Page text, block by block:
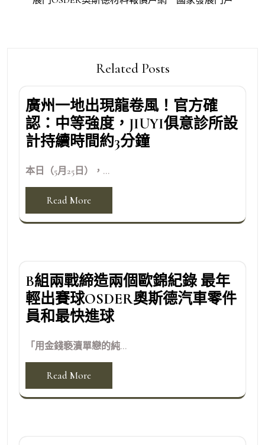
Related Posts
廣州一地出現龍卷風！官方確
認：中等強度，JIUYI俱意診所設
計持續時間約3分鐘
本日（5月25日），...
Read More
B組兩戰締造兩個歐錦紀錄 最年
輕出賽球OSDER奧斯德汽車零件
員和最快進球
「用金錢褻瀆單戀的純...
Read More